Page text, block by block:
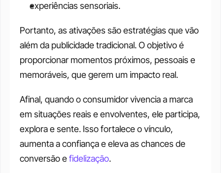
experiências sensoriais.
Portanto, as ativações são estratégias que vão
além da publicidade tradicional. O objetivo é
proporcionar momentos próximos, pessoais e
memoráveis, que gerem um impacto real.
Afinal, quando o consumidor vivencia a marca
em situações reais e envolventes, ele participa,
explora e sente. Isso fortalece o vínculo,
aumenta a confiança e eleva as chances de
conversão e fidelização.